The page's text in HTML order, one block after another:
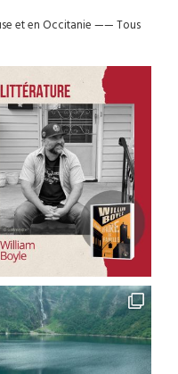
et en Occitanie——Tous